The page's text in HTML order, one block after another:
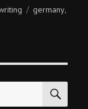
Tags
germany,